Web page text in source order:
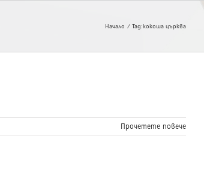
Начало Tag:кокоша църква
Прочетете повече